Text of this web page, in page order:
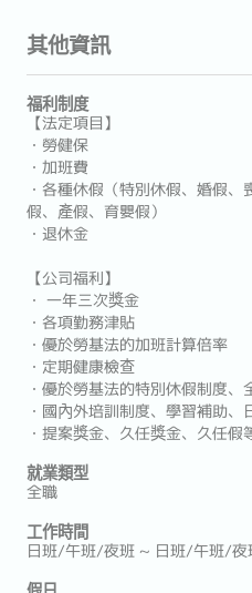
其他資訊
福利制度
【法定項目】
・勞健保
・加班費
・各種休假（特別休假、婚假
假、產假、育嬰假）
・退休金
【公司福利】
・ 一年三次獎金
・各項勤務津貼
・優於勞基法的加班計算倍率
・定期健康檢查
・優於勞基法的特別休假制度、
・國內外培訓制度、學習補助、
・提案獎金、久任獎金、久任假
就業類型
全職
工作時間
日班/午班/夜班 ~ 日班/午班/夜